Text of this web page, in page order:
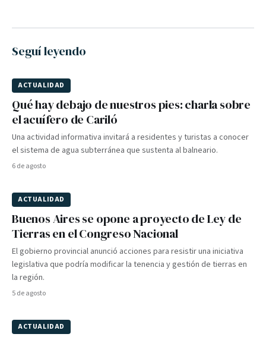
Seguí leyendo
ACTUALIDAD
Qué hay debajo de nuestros pies: charla sobre
el acuífero de Cariló
Una actividad informativa invitará a residentes y turistas a conocer
el sistema de agua subterránea que sustenta al balneario.
6 de agosto
ACTUALIDAD
Buenos Aires se opone a proyecto de Ley de
Tierras en el Congreso Nacional
El gobierno provincial anunció acciones para resistir una iniciativa
legislativa que podría modificar la tenencia y gestión de tierras en
la región.
5 de agosto
ACTUALIDAD